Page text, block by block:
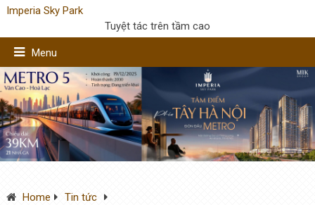
Imperia Sky Park
Tuyệt tác trên tầm cao
Menu
Home
Tin tức